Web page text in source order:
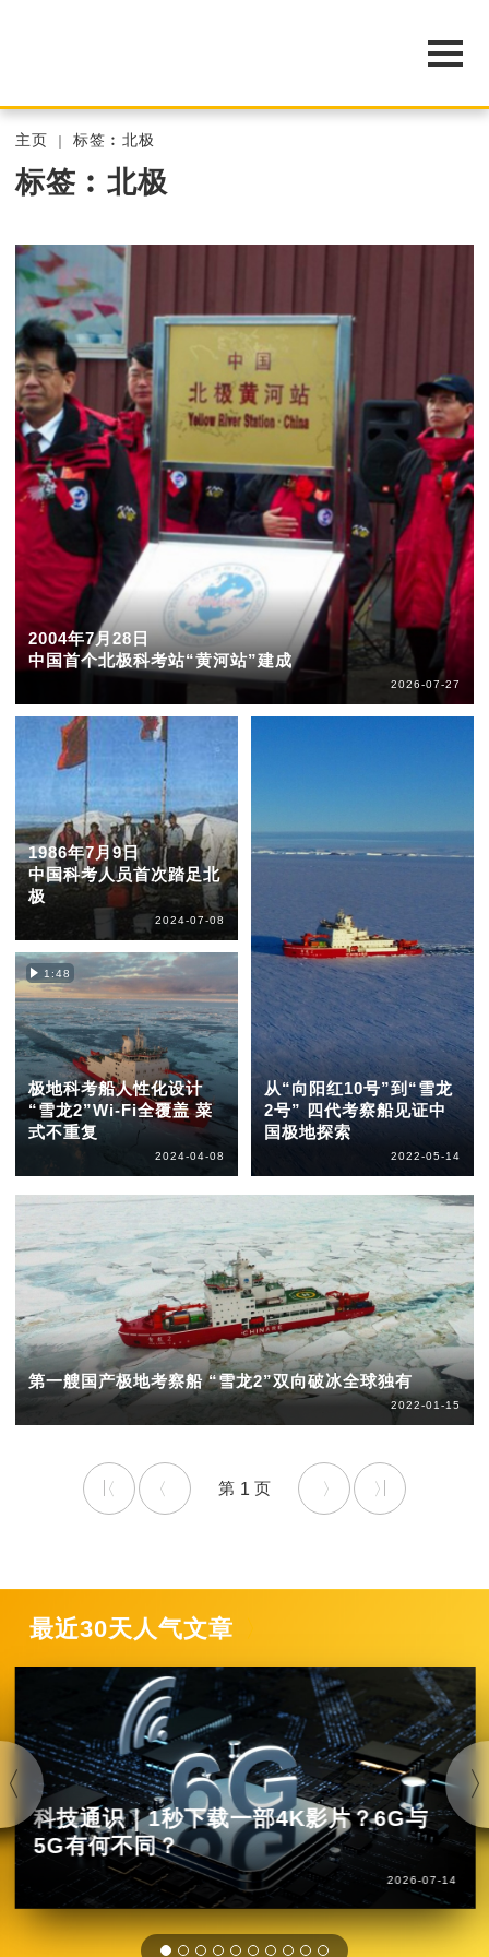
主页 标签︰北极
标签︰北极
2004年7月28日
中国首个北极科考站“黄河站”建成
2026-07-27
1986年7月9日
中国科考人员首次踏足北
极
2024-07-08
1:48
极地科考船人性化设计
“雪龙2”Wi-Fi全覆盖 菜
式不重复
2024-04-08
从“向阳红10号”到“雪龙
2号” 四代考察船见证中
国极地探索
2022-05-14
第一艘国产极地考察船 “雪龙2”双向破冰全球独有
2022-01-15
1
最近30天人气文章
科技通识｜1秒下载一部4K影片？6G与
5G有何不同？
2026-07-14